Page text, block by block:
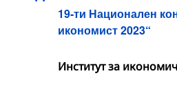
19-ти Национален
икономист 2023“
Институт за